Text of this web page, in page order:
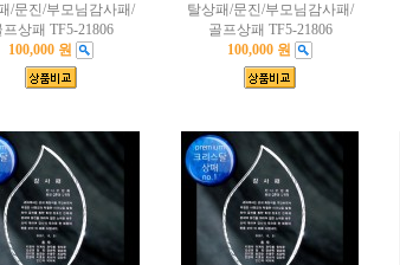
/문진/부모님감사패/
프상패 TF5-21806
100,000 원
탈상패/문진/부모님감사패/
골프상패 TF5-21806
100,000 원